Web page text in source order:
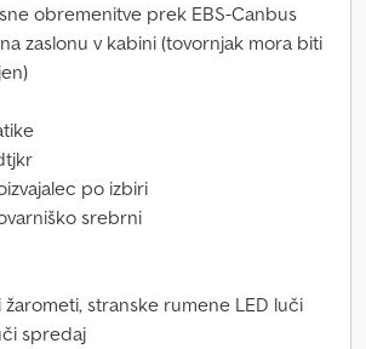
obremenitve prek EBS-Canbus
zaslonu v kabini (tovornjak mora biti
po izbiri
srebrni
žarometi, stranske rumene LED luči
spredaj